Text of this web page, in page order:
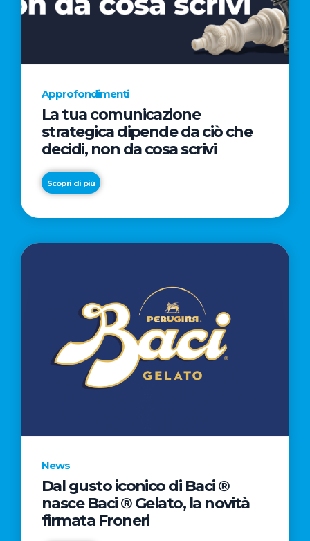
AL
CINEMA
NELLA
CAMPAGNA
REGISTA
PREMIO
OSCAR®
Approfondimenti
La tua comunicazione
strategica dipende da ciò che
decidi, non da cosa scrivi
Scopri di più
News
Dal gusto iconico di Baci ®
nasce Baci ® Gelato, la novità
firmata Froneri